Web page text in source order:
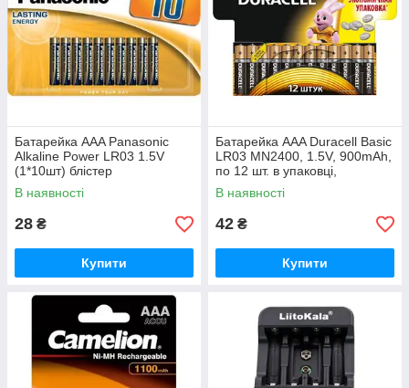
Батарейка AAA Panasonic
Alkaline Power LR03 1.5V
(1*10шт) блістер
(Art.LR03REB/10BW)
В наявності
28 ₴
Купити
Батарейка AAA Duracell Basic
LR03 MN2400, 1.5V, 900mAh,
по 12 шт. в упаковці,
Art.5000394109254
В наявності
42 ₴
Купити